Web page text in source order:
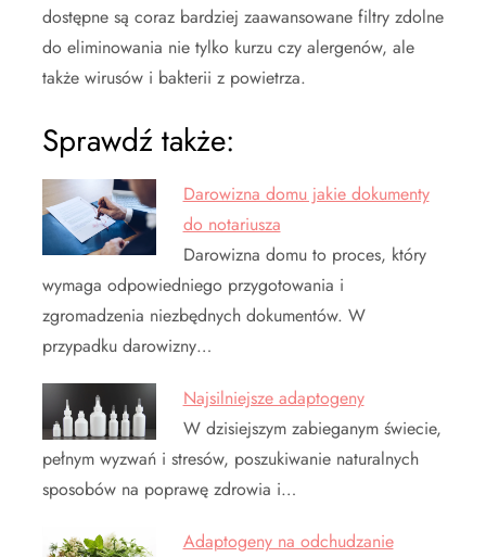
dostępne są coraz bardziej zaawansowane filtry zdolne
do eliminowania nie tylko kurzu czy alergenów, ale
także wirusów i bakterii z powietrza.
Sprawdź także:
Darowizna domu jakie dokumenty
do notariusza
Darowizna domu to proces, który
wymaga odpowiedniego przygotowania i
zgromadzenia niezbędnych dokumentów. W
przypadku darowizny…
Najsilniejsze adaptogeny
W dzisiejszym zabieganym świecie,
pełnym wyzwań i stresów, poszukiwanie naturalnych
sposobów na poprawę zdrowia i…
Adaptogeny na odchudzanie